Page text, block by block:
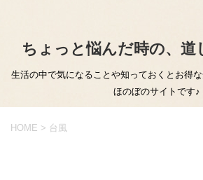
ちょっと悩んだ時の、道
生活の中で気になることや知っておくとお得な
ほのぼのサイトです♪
HOME > 台風